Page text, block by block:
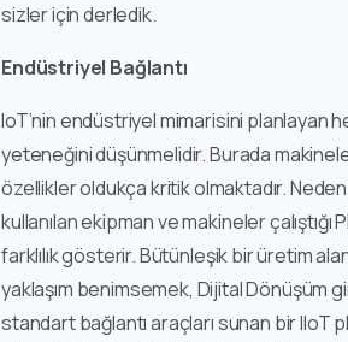
sizler için derledik.
Endüstriyel Bağlantı
IoT’nin endüstriyel mimarisini planlayan
yeteneğini düşünmelidir. Burada
özellikler oldukça kritik olmaktadır.
kullanılan ekipman ve makineler
farklılık gösterir. Bütünleşik bir üretim
yaklaşım benimsemek, Dijital Dönüşüm
standart bağlantı araçları sunan bir